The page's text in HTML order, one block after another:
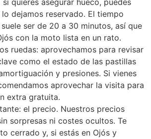
quieres asegurar hueco, puedes
dejamos reservado. El tiempo
ser de 20 a 30 minutos, así que
con la moto lista en un rato.
ruedas: aprovechamos para revisar
como el estado de las pastillas
y presiones. Si vienes
aprovechar la visita para
extra gratuita.
el precio. Nuestros precios
sorpresas ni costes ocultos. Te
cerrado y, si estás en Ojós y